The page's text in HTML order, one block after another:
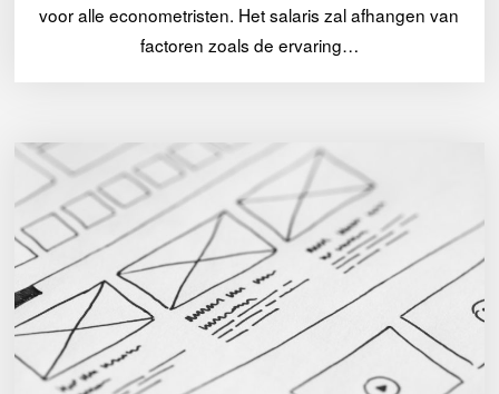
voor alle econometristen. Het salaris zal afhangen van
factoren zoals de ervaring…